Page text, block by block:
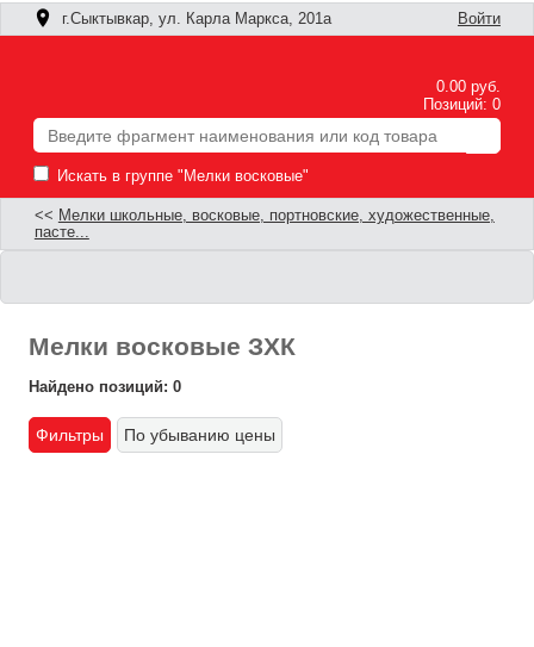
г.Сыктывкар, ул. Карла Маркса, 201а Войти
0.00 руб.
Позиций: 0
Искать в группе "Мелки восковые"
<< Мелки школьные, восковые, портновские, художественные,
пасте...
Мелки восковые ЗХК
Найдено позиций: 0
Фильтры По убыванию цены